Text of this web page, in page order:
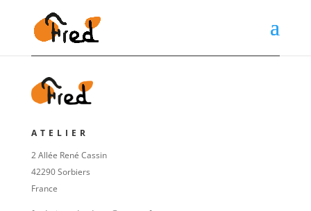
ATELIER
2 Allée René Cassin
42290 Sorbiers
France